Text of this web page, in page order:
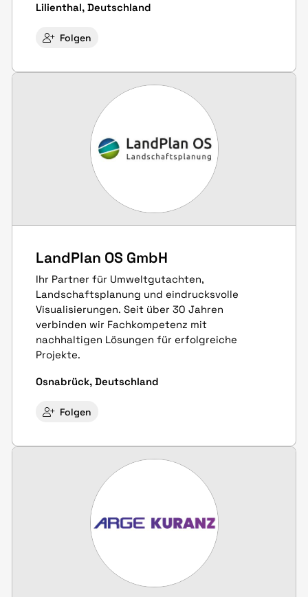
Lilienthal, Deutschland
Folgen
LandPlan OS GmbH
Ihr Partner für Umweltgutachten,
Landschaftsplanung und eindrucksvolle
Visualisierungen. Seit über 30 Jahren
verbinden wir Fachkompetenz mit
nachhaltigen Lösungen für erfolgreiche
Projekte.
Osnabrück, Deutschland
Folgen